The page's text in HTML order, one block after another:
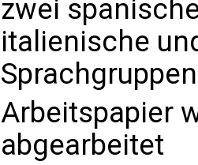
zwei
italienische
Arbeitspapier
abgearbeitet